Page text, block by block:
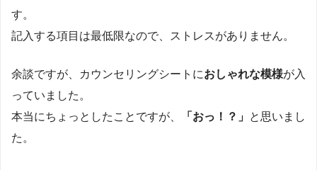
す。
記入する項目は最低限なので、ストレスがありません。
余談ですが、カウンセリングシートにおしゃれな模様が入
っていました。
本当にちょっとしたことですが、
「おっ！？」 と思いまし
た。